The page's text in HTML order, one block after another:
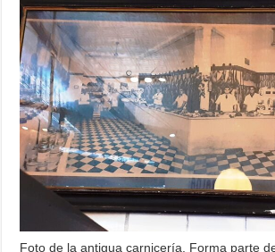
Foto de la antigua carnicería. Forma parte